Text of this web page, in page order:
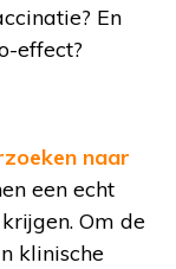
En
effect?
naar
een echt
Om de
klinische